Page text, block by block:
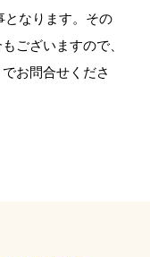
なります。その
ございますので、
お問合せくださ